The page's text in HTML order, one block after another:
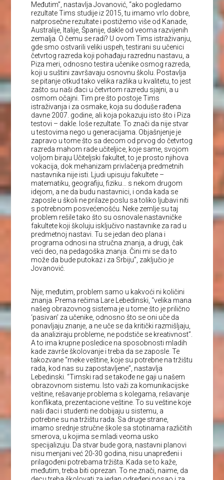
Međutim”, nastavlja Jovanović, “ako pogledamo
rezultate Tims studije iz 2015, tu imamo vrlo dobre,
natprosečne rezultate i postižemo više od Kanade,
Australije, Italije, Španije, dakle od veoma razvijenih
zemalja. O čemu se radi? U ovom Tims istraživanju,
gde smo ostvarili veliki uspeh, testirani su učenici
četvrtog razreda koji pohađaju razrednu nastavu, a
Piza meri, odnosno testira učenike osmog razreda,
koji u suštini završavaju osnovnu školu. Postavlja
se pitanje otkud tako velika razlika u kvalitetu, to jest
zašto su naši đaci u četvrtom razredu sjajni, a u
osmom očajni. Tim pre što postoje Tims
istraživanja i za osmake, koja su doduše rađena
davne 2007. godine, ali koja pokazuju isto što i Piza
testovi – dakle. loše rezultate. To znači da nije stvar
u testovima nego u generacijama. Objašnjenje je
zapravo u tome što sa decom od prvog do četvrtog
razreda mahom rade učiteljice, koje same, svojom
voljom biraju Učiteljski fakultet, to je prosto njihova
vokacija, dok mehanizam privlačenja predmetnih
nastavnika nije isti. Ljudi upisuju fakultete –
matematiku, geografiju, fiziku… s nekom drugom
idejom, a ne da budu nastavnici, i onda kada se
zaposle u školi ne prilaze poslu sa toliko ljubavi niti
s potrebnom posvećenošću. Neke zemlje su taj
problem rešile tako što su osnovale nastavničke
fakultete koji školuju isključivo nastavnike za rad u
predmetnoj nastavi. Tu se jedan deo plana i
programa odnosi na stručna znanja, a drugi, čak
veći deo, na pedagoška znanja. Čini mi se da to
može da bude putokaz i za Srbiju”, zaključio je
Jovanović.
Nije, međutim, problem samo u kakvoći ni količini
znanja. Prema rečima Lare Lebedinski, “velika mana
našeg obrazovnog sistema je u tome što je prilično
‘pasivan’ za učenike, odnosno što se oni uče da
ponavljaju znanje, a ne uče se da kritički razmišljaju,
da analiziraju probleme, ne podstiče se kreativnost”.
A to ima krupne posledice na sposobnosti mladih
kade završe školovanje i treba da se zaposle. Te
takozvane “meke veštine, koje su potrebne na tržištu
rada, kod nas su zapostavljene”, nastavlja
Lebedinski. “Timski rad se takođe ne gaji u našem
obrazovnom sistemu. Isto važi za komunikacijske
veštine, rešavanje problema s kolegama, rešavanje
konflikata, prezentacione veštine. To su veštine koje
naši đaci i studenti ne dobijaju u sistemu, a
potrebne su na tržištu rada. Sa druge strane,
imamo srednje stručne škole sa stotinama različitih
smerova, u kojima se mladi veoma usko
specijalizuju. Da stvar bude gora, nastavni planovi
nisu menjani već 20-30 godina, nisu unapređeni i
prilagođeni potrebama tržišta. Kada se to kaže,
međutim, treba biti oprezan. To ne znači, naime, da